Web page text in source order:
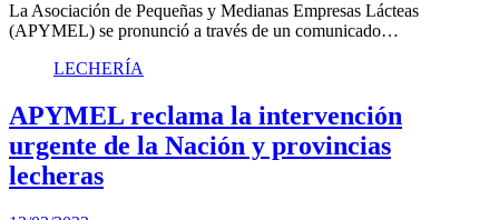
La Asociación de Pequeñas y Medianas Empresas Lácteas
(APYMEL) se pronunció a través de un comunicado…
LECHERÍA
APYMEL reclama la intervención
urgente de la Nación y provincias
lecheras